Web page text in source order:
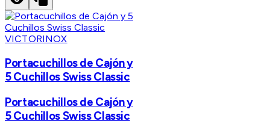
VICTORINOX
Portacuchillos de Cajón y
5 Cuchillos Swiss Classic
Portacuchillos de Cajón y
5 Cuchillos Swiss Classic